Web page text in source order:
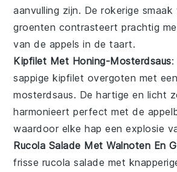
aanvulling zijn. De rokerige
groenten contrasteert prachtig
van de appels in de taart.
Kipfilet Met Honing-Mosterdsaus:
sappigekipfilet overgoten met
mosterdsaus. De hartige en licht
harmonieert perfect met de
waardoor elke hap een explosie
Rucola Salade Met Walnoten En
frisse rucola salade met